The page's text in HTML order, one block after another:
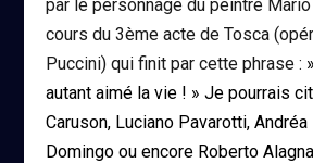
par le personnage du peintre
cours du 3ème acte de Tosca
Puccini) qui finit par cette phrase :
autant aimé la vie ! » Je pourrais
Caruson, Luciano Pavarotti,
Domingo ou encore Roberto